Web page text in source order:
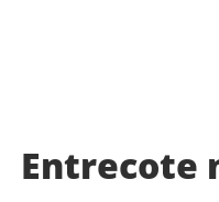
Entrecote